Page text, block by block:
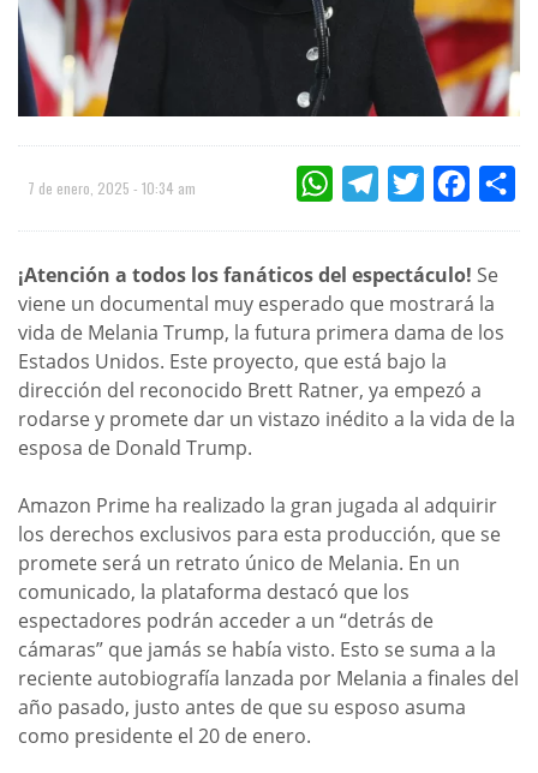
7 de enero, 2025 - 10:34 am WHATSAPPTELEGRAMTWITTER
¡Atención a todos los fanáticos del espectáculo! Se
viene un documental muy esperado que mostrará la
vida de Melania Trump, la futura primera dama de los
Estados Unidos. Este proyecto, que está bajo la
dirección del reconocido Brett Ratner, ya empezó a
rodarse y promete dar un vistazo inédito a la vida de la
esposa de Donald Trump.
Amazon Prime ha realizado la gran jugada al adquirir
los derechos exclusivos para esta producción, que se
promete será un retrato único de Melania. En un
comunicado, la plataforma destacó que los
espectadores podrán acceder a un “detrás de
cámaras” que jamás se había visto. Esto se suma a la
reciente autobiografía lanzada por Melania a finales del
año pasado, justo antes de que su esposo asuma
como presidente el 20 de enero.